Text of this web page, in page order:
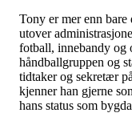
Tony er mer enn
utover
fotball, innebandy og
håndballgruppen og
tidtaker og sekretær
kjenner han gjerne
hans status som